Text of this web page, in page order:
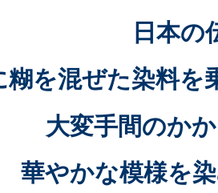
日本の
糊を混ぜた染料を
大変手間のか
華やかな模様を